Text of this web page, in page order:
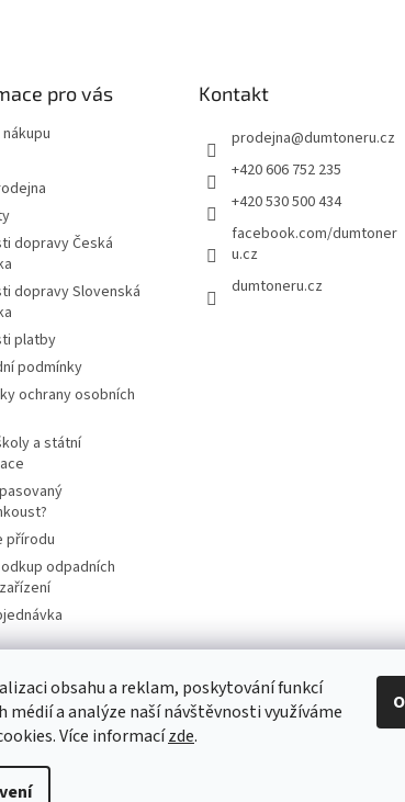
obsahu a reklam, poskytování funkcí
médií a analýze naší návštěvnosti využíváme
Více informacízde.
pro vás
dopravy Česká
dopravy Slovenská
platby
podmínky
ochrany osobních
a státní
přírodu
odpadních
Kontakt
prodejna@dumtoneru.cz
+420 606 752 235
+420 530 500 434
facebook.com/dumtoner
u.cz
dumtoneru.cz
cart4future.cz sbernybox.cz